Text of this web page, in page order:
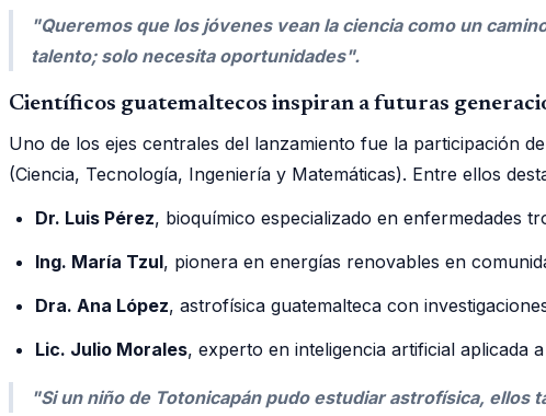
"Queremos que los jóvenes vean la ciencia como un
talento; solo necesita oportunidades".
Científicos guatemaltecos inspiran a futuras
Uno de los ejes centrales del lanzamiento fue la participación
(Ciencia, Tecnología, Ingeniería y Matemáticas). Entre ellos
Dr. Luis Pérez, bioquímico especializado en enfermedades
Ing. María Tzul, pionera en energías renovables en
Dra. Ana López, astrofísica guatemalteca con
Lic. Julio Morales, experto en inteligencia artificial aplicada
"Si un niño de Totonicapán pudo estudiar astrofísica, ellos